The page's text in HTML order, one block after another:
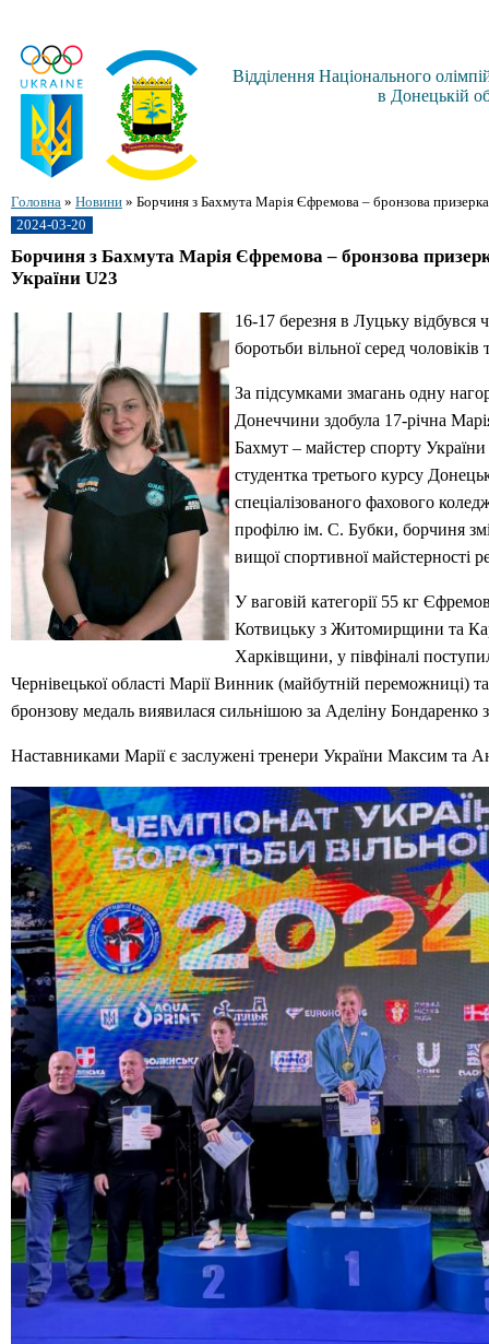
Відділення Національного
в Донецькій
Головна » Новини » Борчиня з Бахмута Марія Єфремова – бронзова
2024-03-20
Борчиня з Бахмута Марія Єфремова – бронзова
України U23
16-17 березня в Луцьку відбувся
боротьби вільної серед
За підсумками змагань одну
Донеччини здобула 17-річна
Бахмут – майстер спорту
студентка третього курсу
спеціалізованого фахового
профілю ім. С. Бубки, борчиня
вищої спортивної майстерності
У ваговій категорії 55 кг
Котвицьку з Житомирщини та
Харківщини, у півфіналі
Чернівецької області Марії Винник (майбутній переможниці)
бронзову медаль виявилася сильнішою за Аделіну Бондаренко
Наставниками Марії є заслужені тренери України Максим та